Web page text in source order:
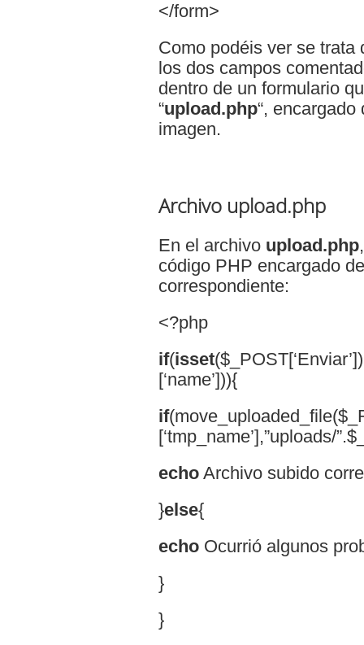
</form>
Como podéis ver se trata
los dos campos
dentro de un formulario
“upload.php“,
imagen.
Archivo upload.php
En el archivo upload.php
código PHP encargado
correspondiente:
<?php
if(isset
[‘name’])){
if
[‘tmp_name’],”uploads/
echo Archivo subido
}else{
echo Ocurrió algunos
}
}